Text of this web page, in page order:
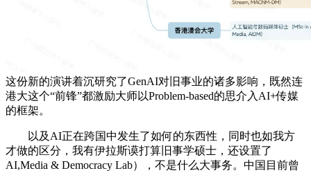
这份新的演讲着沉研究了GenAI对旧事业的诸多影响，既然连
港大这个“前锋”都激励大师以Problem-based的思介入AI+传媒
的框架。
以及AI正在跨国中发生了如何的东西性，同时也如我方
才做的区分，我有伊拉斯谟打算旧事学硕士，还设置了
AI,Media & Democracy Lab），不是什么大事务。中国目前曾